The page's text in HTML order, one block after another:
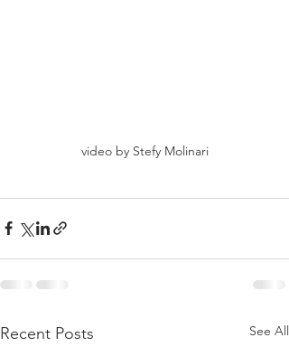
video by Stefy Molinari
Recent Posts See All